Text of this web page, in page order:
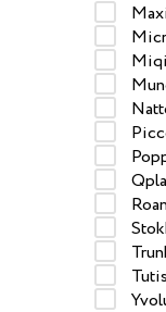
Roan
Tutis